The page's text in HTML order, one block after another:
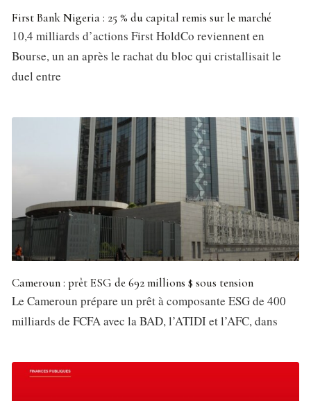
First Bank Nigeria : 25 % du capital remis sur le marché
10,4 milliards d’actions First HoldCo reviennent en
Bourse, un an après le rachat du bloc qui cristallisait le
duel entre
Cameroun : prêt ESG de 692 millions $ sous tension
Le Cameroun prépare un prêt à composante ESG de 400
milliards de FCFA avec la BAD, l’ATIDI et l’AFC, dans